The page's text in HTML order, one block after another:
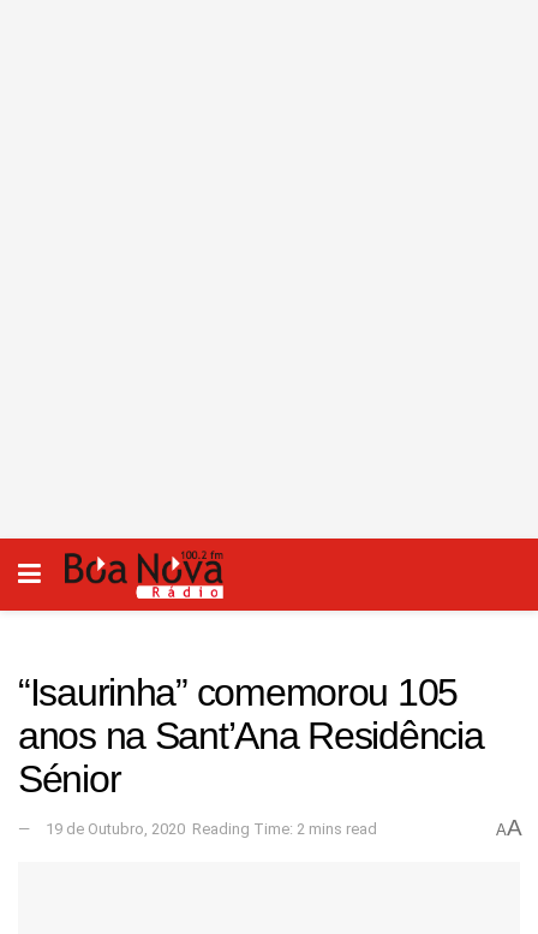
“Isaurinha” comemorou 105
anos na Sant’Ana Residência
Sénior
19 de Outubro, 2020 Reading Time: 2 mins read AA